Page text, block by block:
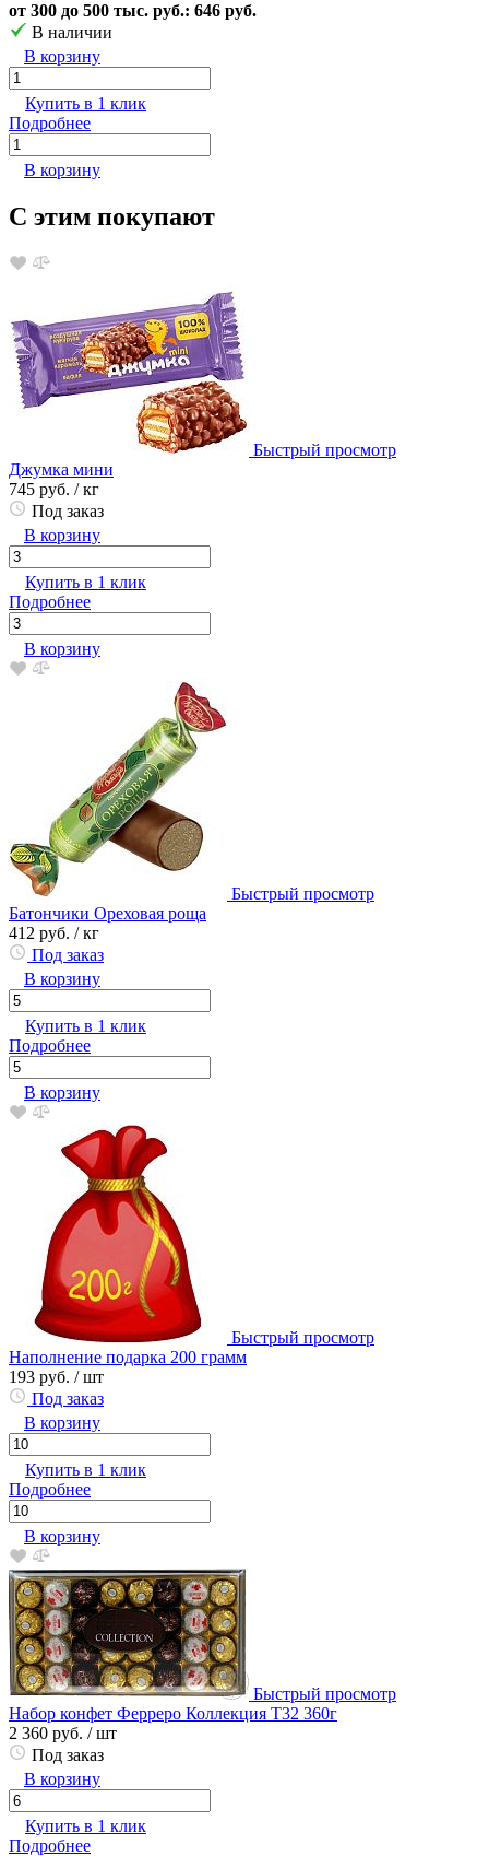
от 300 до 500 тыс. руб.: 646 руб.
В наличии
В корзину
Купить в 1 клик
Подробнее
В корзину
С этим покупают
Быстрый просмотр
Джумка мини
745 руб. / кг
Под заказ
В корзину
Купить в 1 клик
Подробнее
В корзину
Быстрый просмотр
Батончики Ореховая роща
412 руб. / кг
Под заказ
В корзину
Купить в 1 клик
Подробнее
В корзину
Быстрый просмотр
Наполнение подарка 200 грамм
193 руб. / шт
Под заказ
В корзину
Купить в 1 клик
Подробнее
В корзину
Быстрый просмотр
Набор конфет Ферреро Коллекция Т32 360г
2 360 руб. / шт
Под заказ
В корзину
Купить в 1 клик
Подробнее